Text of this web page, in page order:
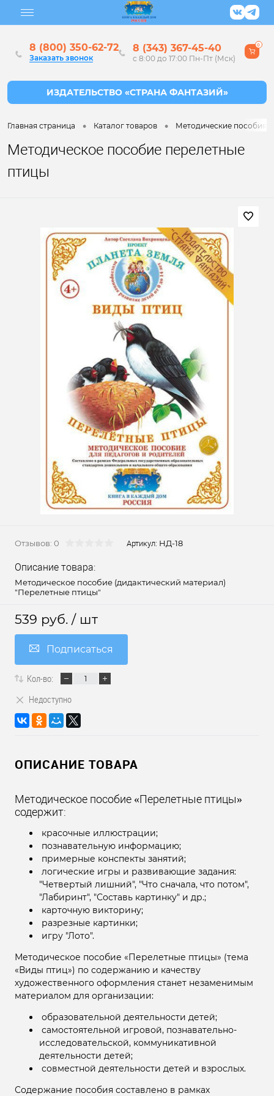
8 (800) 350-62-72
Заказать звонок
8 (343) 367-45-40
с 8:00 до 17:00 Пн-Пт (Мск)
0
Главная страница • Каталог товаров • Методические пособия
Методическое пособие перелетные
птицы
Отзывов: 0 Артикул: НД-18
Описание товара:
Методическое пособие (дидактический материал)
"Перелетные птицы"
539 руб. / шт
Подписаться
Кол-во:
Недоступно
ОПИСАНИЕ ТОВАРА
Методическое пособие «Перелетные птицы»
содержит:
красочные иллюстрации;
познавательную информацию;
примерные конспекты занятий;
логические игры и развивающие задания:
"Четвертый лишний", "Что сначала, что потом",
"Лабиринт", "Составь картинку" и др.;
карточную викторину;
разрезные картинки;
игру "Лото".
Методическое пособие «Перелетные птицы» (тема
«Виды птиц») по содержанию и качеству
художественного оформления станет незаменимым
материалом для организации:
образовательной деятельности детей;
самостоятельной игровой, познавательно-
исследовательской, коммуникативной
деятельности детей;
совместной деятельности детей и взрослых.
Содержание пособия составлено в рамках